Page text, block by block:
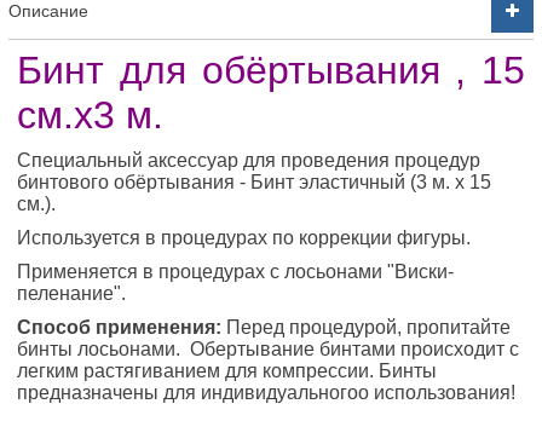
Описание
Бинт для обёртывания , 15
см.х3 м.
Специальный аксессуар для проведения процедур
бинтового обёртывания - Бинт эластичный (3 м. х 15
см.).
Используется в процедурах по коррекции фигуры.
Применяется в процедурах с лосьонами "Виски-
пеленание".
Способ применения: Перед процедурой, пропитайте
бинты лосьонами. Обертывание бинтами происходит с
легким растягиванием для компрессии. Бинты
предназначены для индивидуальногоо использования!